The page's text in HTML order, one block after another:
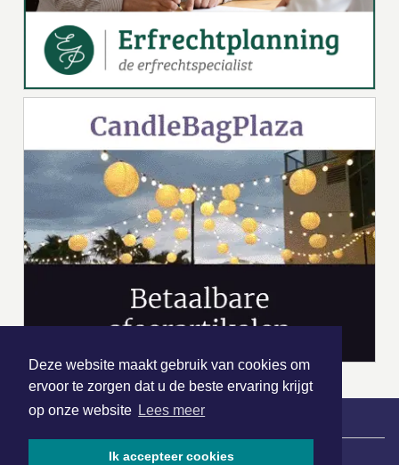
Deze website maakt gebruik van cookies om
ervoor te zorgen dat u de beste ervaring krijgt
op onze website Lees meer
Ik accepteer cookies
| Nieuws | Sport | Evenementen